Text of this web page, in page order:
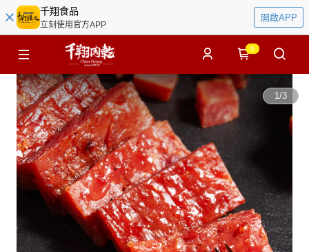
千翔食品
立刻使用官方APP
開啟APP
0
1/3